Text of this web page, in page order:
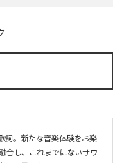
詞。新たな音楽体験をお楽
合し、これまでにないサウ